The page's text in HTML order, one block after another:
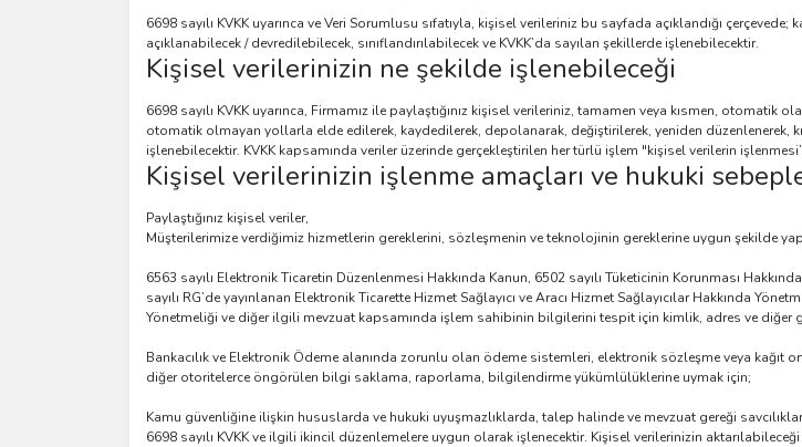
6698 sayılı KVKK uyarınca ve Veri Sorumlusu sıfatıyla, kişisel verileriniz bu sayfada açıklandığı
açıklanabilecek / devredilebilecek, sınıflandırılabilecek ve KVKK’da sayılan şekillerde işlenebilecektir.
Kişisel verilerinizin ne şekilde işlenebileceği
6698 sayılı KVKK uyarınca, Firmamız ile paylaştığınız kişisel verileriniz, tamamen veya kısmen, otomatik
otomatik olmayan yollarla elde edilerek, kaydedilerek, depolanarak, değiştirilerek, yeniden düzenlenerek,
işlenebilecektir. KVKK kapsamında veriler üzerinde gerçekleştirilen her türlü işlem "kişisel verilerin
Kişisel verilerinizin işlenme amaçları ve hukuki
Paylaştığınız kişisel veriler,
Müşterilerimize verdiğimiz hizmetlerin gereklerini, sözleşmenin ve teknolojinin gereklerine uygun şekilde
6563 sayılı Elektronik Ticaretin Düzenlenmesi Hakkında Kanun, 6502 sayılı Tüketicinin Korunması
sayılı RG’de yayınlanan Elektronik Ticarette Hizmet Sağlayıcı ve Aracı Hizmet Sağlayıcılar Hakkında
Yönetmeliği ve diğer ilgili mevzuat kapsamında işlem sahibinin bilgilerini tespit için kimlik, adres ve diğer
Bankacılık ve Elektronik Ödeme alanında zorunlu olan ödeme sistemleri, elektronik sözleşme veya kağıt
diğer otoritelerce öngörülen bilgi saklama, raporlama, bilgilendirme yükümlülüklerine uymak için;
Kamu güvenliğine ilişkin hususlarda ve hukuki uyuşmazlıklarda, talep halinde ve mevzuat gereği
6698 sayılı KVKK ve ilgili ikincil düzenlemelere uygun olarak işlenecektir. Kişisel verilerinizin